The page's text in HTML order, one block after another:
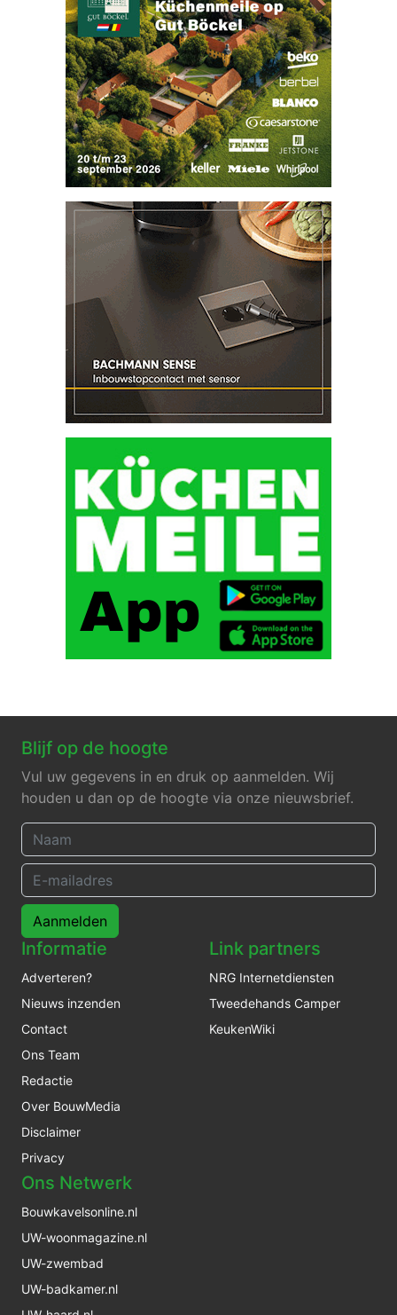
Blijf op de hoogte
Vul uw gegevens in en druk op aanmelden. Wij
houden u dan op de hoogte via onze nieuwsbrief.
Aanmelden
Informatie
Adverteren?
Nieuws inzenden
Contact
Ons Team
Redactie
Over BouwMedia
Disclaimer
Privacy
Link partners
NRG Internetdiensten
Tweedehands Camper
KeukenWiki
Ons Netwerk
Bouwkavelsonline.nl
UW-woonmagazine.nl
UW-zwembad
UW-badkamer.nl